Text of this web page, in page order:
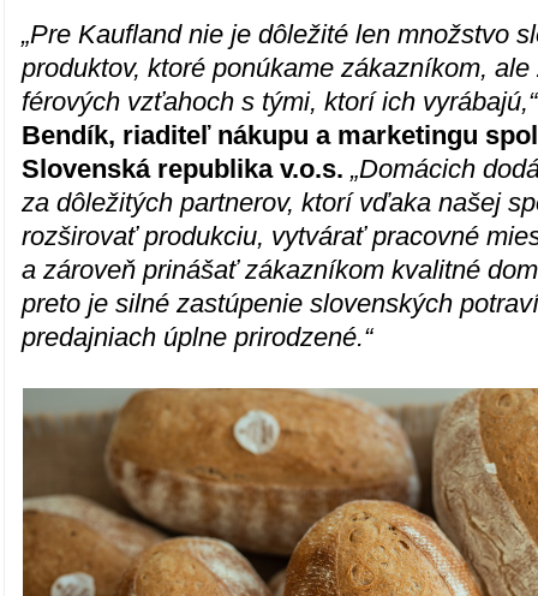
„Pre Kaufland nie je dôležité len množstvo
produktov, ktoré ponúkame zákazníkom,
férových vzťahoch s tými, ktorí ich
Bendík, riaditeľ nákupu a marketingu
Slovenská republika v.o.s. „Domácich
za dôležitých partnerov, ktorí vďaka našej
rozširovať produkciu, vytvárať pracovné
a zároveň prinášať zákazníkom kvalitné
preto je silné zastúpenie slovenských
predajniach úplne prirodzené.“